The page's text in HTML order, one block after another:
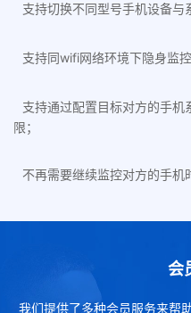
支持切换不同型号手机设备与
支持同wifi网络环境下隐身监控
支持通过配置目标对方的手机
限；
不再需要继续监控对方的手机
会
我们提供了多种会员服务来帮